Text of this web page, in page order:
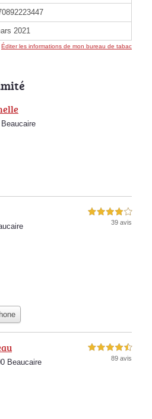
2021
Éditer les informations de mon bureau de tabac
4,0 étoiles sur 5
39 avis
Beaucaire
4,5 étoiles sur 5
89 avis